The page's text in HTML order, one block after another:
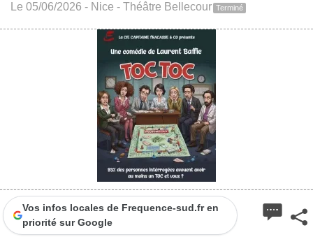
Le 05/06/2026 - Nice - Théâtre Bellecour Terminé
Vos infos locales de Frequence-sud.fr en
priorité sur Google